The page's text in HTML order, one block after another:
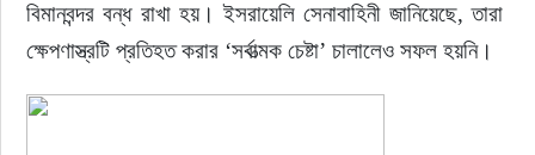
সময়ের প্রলাপ
বিমানবন্দর বন্ধ রাখা হয়। ইসরায়েলি সেনাবাহিনী জানিয়েছে, তারা
ক্ষেপণাস্ত্রটি প্রতিহত করার ‘সর্বাত্মক চেষ্টা’ চালালেও সফল হয়নি।